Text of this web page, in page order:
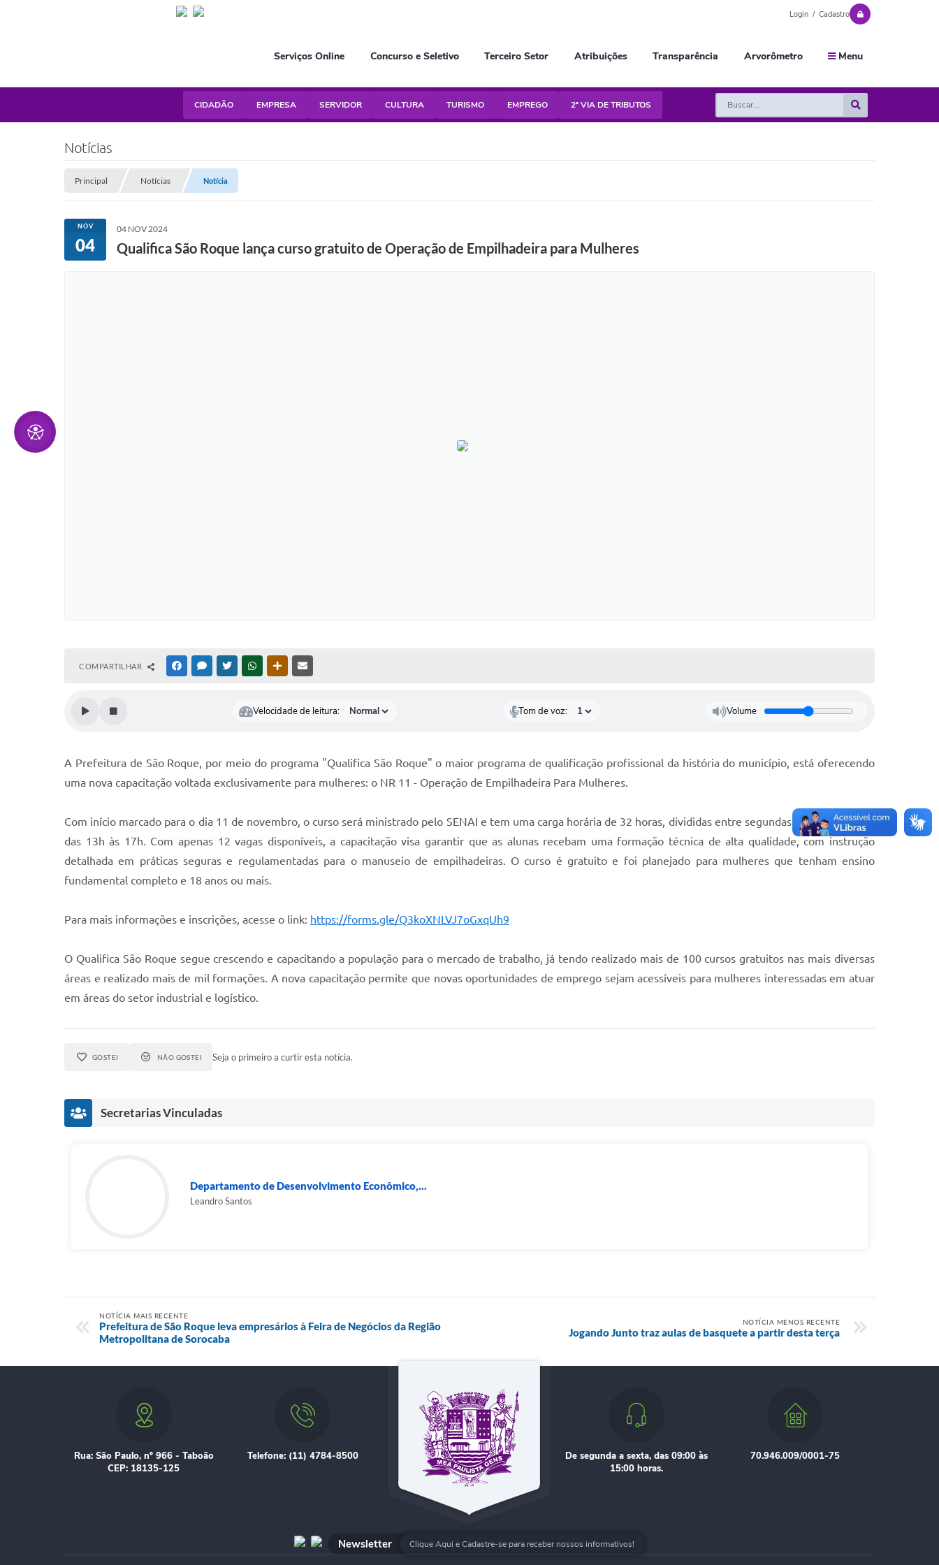
Login / Cadastro
Serviços Online Concurso e Seletivo Terceiro Setor Atribuições Transparência Arvorômetro Menu
CIDADÃO EMPRESA SERVIDOR CULTURA TURISMO EMPREGO 2ª VIA DE TRIBUTOS
Notícias
Principal Notícias Notícia
NOV
04
04 NOV 2024
Qualifica São Roque lança curso gratuito de Operação de Empilhadeira para Mulheres
COMPARTILHAR FACEBOOKMESSENGER
TWITTERWHATSAPPOUTRAS MÍDIAS
Velocidade de leitura: Tom de voz: Volume
A Prefeitura de São Roque, por meio do programa "Qualifica São Roque" o maior programa de qualificação profissional da história do município, está oferecendo
uma nova capacitação voltada exclusivamente para mulheres: o NR 11 - Operação de Empilhadeira Para Mulheres.
Com início marcado para o dia 11 de novembro, o curso será ministrado pelo SENAI e tem uma carga horária de 32 horas, divididas entre segundas e quartas-feiras,
das 13h às 17h. Com apenas 12 vagas disponíveis, a capacitação visa garantir que as alunas recebam uma formação técnica de alta qualidade, com instrução
detalhada em práticas seguras e regulamentadas para o manuseio de empilhadeiras. O curso é gratuito e foi planejado para mulheres que tenham ensino
fundamental completo e 18 anos ou mais.
Para mais informações e inscrições, acesse o link: https://forms.gle/Q3koXNLVJ7oGxqUh9
O Qualifica São Roque segue crescendo e capacitando a população para o mercado de trabalho, já tendo realizado mais de 100 cursos gratuitos nas mais diversas
áreas e realizado mais de mil formações. A nova capacitação permite que novas oportunidades de emprego sejam acessíveis para mulheres interessadas em atuar
em áreas do setor industrial e logístico.
GOSTEI NÃO GOSTEI Seja o primeiro a curtir esta notícia.
Secretarias Vinculadas
Departamento de Desenvolvimento Econômico,...
Leandro Santos
NOTÍCIA MAIS RECENTE
Prefeitura de São Roque leva empresários à Feira de Negócios da Região
Metropolitana de Sorocaba
NOTÍCIA MENOS RECENTE
Jogando Junto traz aulas de basquete a partir desta terça
Rua: São Paulo, nº 966 - Taboão
CEP: 18135-125
Telefone: (11) 4784-8500
De segunda a sexta, das 09:00 às
15:00 horas.
70.946.009/0001-75
Newsletter Clique Aqui e Cadastre-se para receber nossos informativos!